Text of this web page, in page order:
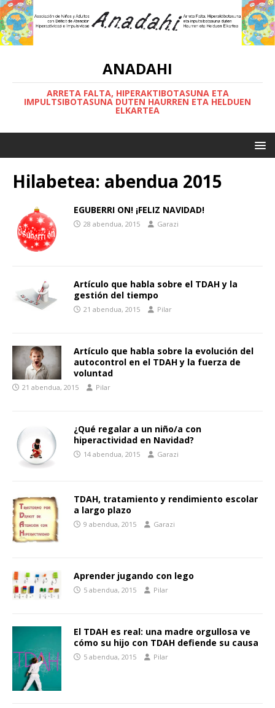
ANADAHI
ARRETA FALTA, HIPERAKTIBOTASUNA ETA
IMPULTSIBOTASUNA DUTEN HAURREN ETA HELDUEN
ELKARTEA
Hilabetea: abendua 2015
EGUBERRI ON! ¡FELIZ NAVIDAD!
28 abendua, 2015 Garazi
Artículo que habla sobre el TDAH y la
gestión del tiempo
21 abendua, 2015 Pilar
Artículo que habla sobre la evolución del
autocontrol en el TDAH y la fuerza de
voluntad
21 abendua, 2015 Pilar
¿Qué regalar a un niño/a con
hiperactividad en Navidad?
14 abendua, 2015 Garazi
TDAH, tratamiento y rendimiento escolar
a largo plazo
9 abendua, 2015 Garazi
Aprender jugando con lego
5 abendua, 2015 Pilar
El TDAH es real: una madre orgullosa ve
cómo su hijo con TDAH defiende su causa
5 abendua, 2015 Pilar